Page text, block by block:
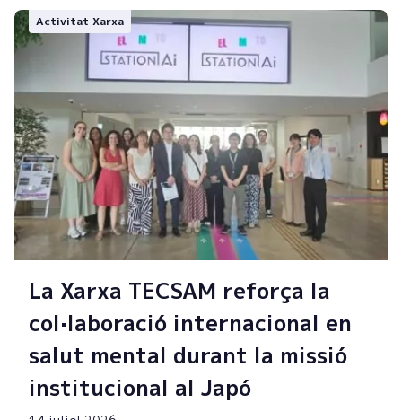
Activitat Xarxa
La Xarxa TECSAM reforça la
col·laboració internacional en
salut mental durant la missió
institucional al Japó